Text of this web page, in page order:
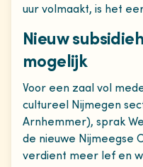
uur volmaakt, is het
Nieuw
mogelijk
Voor een zaal vol
cultureel Nijmegen
Arnhemmer), sprak
de nieuwe Nijmeegse
verdient meer lef en